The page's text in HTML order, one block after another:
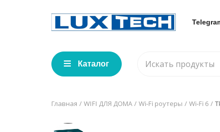
Каталог
Главная WIFI ДЛЯ ДОМА Wi-Fi роутеры Wi-Fi 6